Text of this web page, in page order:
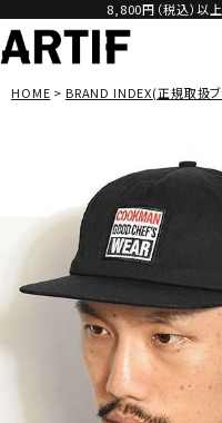
8,800円（税込）以
HOME BRAND INDEX(正規取扱